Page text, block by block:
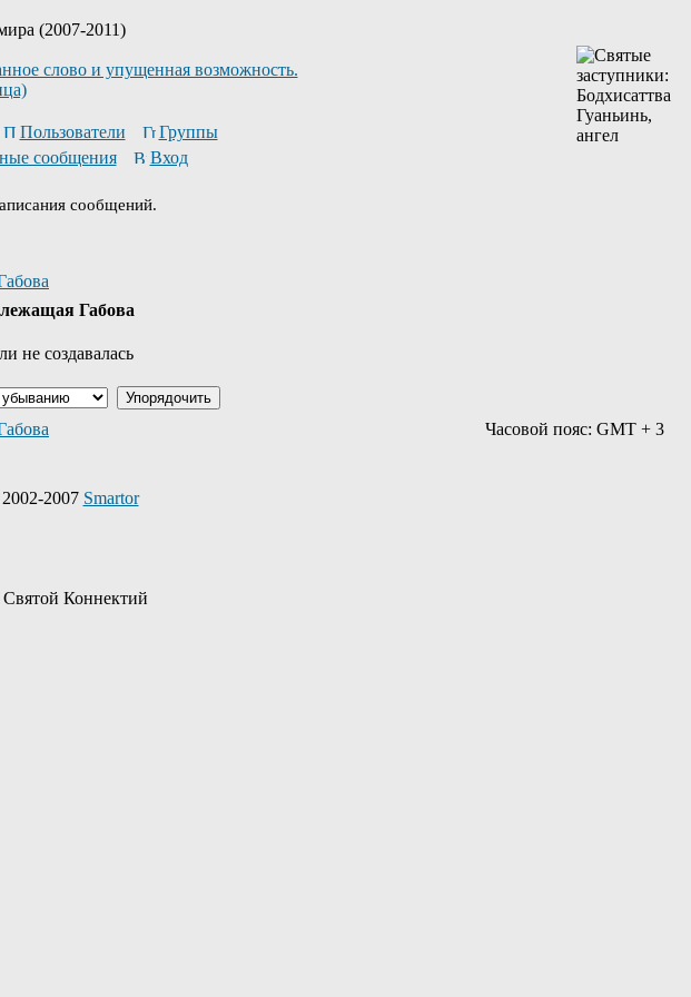
(2007-2011)
слово и упущенная возможность.
Пользователи
Группы
сообщения Вход
сообщений.
Габова
не создавалась
Часовой пояс: GMT + 3
2007 Smartor
Коннектий